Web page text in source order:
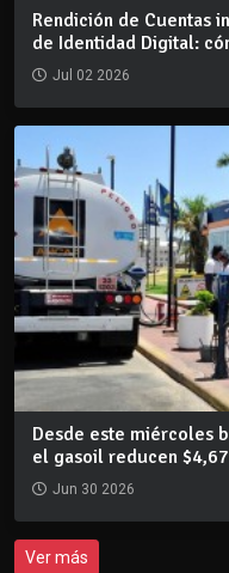
Rendición de Cuentas
de Identidad Digital:
Jul 02 2026
Desde este miércoles
el gasoil reducen
Jun 30 2026
Ver más